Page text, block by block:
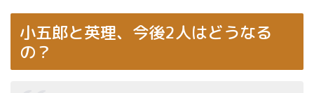
小五郎と英理、今後2人はどうなる
の？